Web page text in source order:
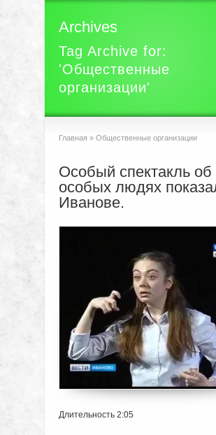
Archives
Tag Archive for:
'Общественные
организации'
Главная » Общественные организации
Особый спектакль об
особых людях
Иванове.
Длительность 2:05